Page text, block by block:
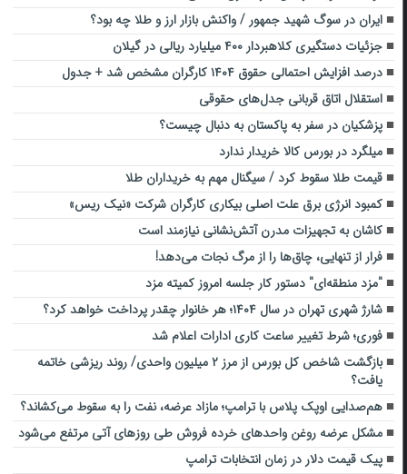
ایران در سوگ شهید جمهور / واکنش بازار ارز و طلا چه بود؟
جزئیات دستگیری کلاهبردار ۴۰۰ میلیارد ریالی در گیلان
درصد افزایش احتمالی حقوق ۱۴۰۴ کارگران مشخص شد + جدول
استقلال اتاق قربانی جدل‌های حقوقی
پزشکیان در سفر به پاکستان به دنبال چیست؟
میلگرد در بورس کالا خریدار ندارد
قیمت طلا سقوط کرد / سیگنال مهم به خریداران طلا
کمبود انرژی برق علت اصلی بیکاری کارگران شرکت «نیک ریس»
کاشان به تجهیزات مدرن آتش‌نشانی نیازمند است
فرار از تنهایی، چاق‌ها را از مرگ نجات می‌دهد!
"مزد منطقه‌ای" دستور کار جلسه امروز کمیته مزد
شارژ شهری تهران در سال ۱۴۰۴؛ هر خانوار چقدر پرداخت خواهد کرد؟
فوری؛ شرط تغییر ساعت کاری ادارات اعلام شد
بازگشت شاخص کل بورس از مرز ۲ میلیون واحدی/ روند ریزشی خاتمه
یافت؟
هم‌صدایی اوپک پلاس با ترامپ؛ مازاد عرضه، نفت را به سقوط می‌کشاند؟
مشکل عرضه روغن واحدهای خرده فروش طی روزهای آتی مرتفع می‌شود
پیک قیمت دلار در زمان انتخابات ترامپ